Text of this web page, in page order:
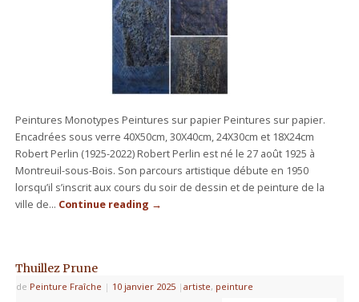
Peintures Monotypes Peintures sur papier Peintures sur papier.
Encadrées sous verre 40X50cm, 30X40cm, 24X30cm et 18X24cm
Robert Perlin (1925-2022) Robert Perlin est né le 27 août 1925 à
Montreuil-sous-Bois. Son parcours artistique débute en 1950
lorsqu’il s’inscrit aux cours du soir de dessin et de peinture de la
ville de… Continue reading →
Thuillez Prune
de Peinture Fraîche | 10 janvier 2025 | artiste, peinture